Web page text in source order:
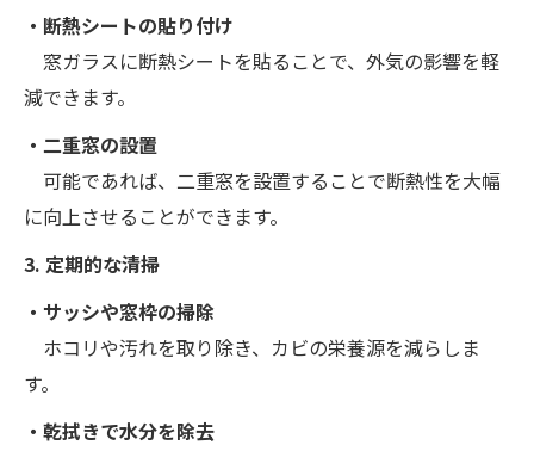
・断熱シートの貼り付け
窓ガラスに断熱シートを貼ることで、外気の影響を軽
減できます。
・二重窓の設置
可能であれば、二重窓を設置することで断熱性を大幅
に向上させることができます。
3. 定期的な清掃
・サッシや窓枠の掃除
ホコリや汚れを取り除き、カビの栄養源を減らしま
す。
・乾拭きで水分を除去